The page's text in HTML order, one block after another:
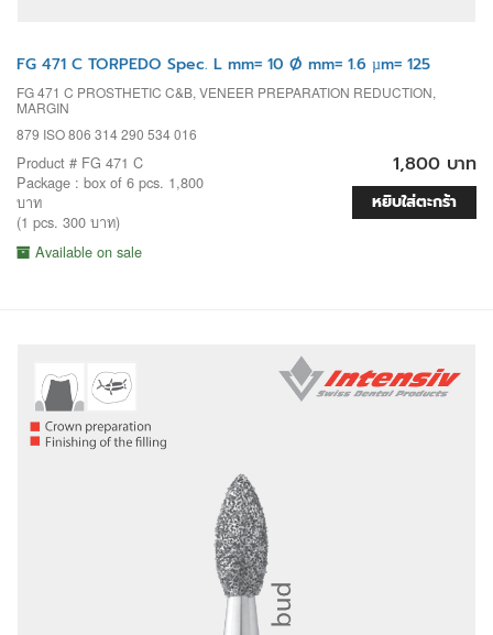
FG 471 C TORPEDO Spec. L mm= 10 Ø mm= 1.6 µm= 125
FG 471 C PROSTHETIC C&B, VENEER PREPARATION REDUCTION,
MARGIN
879 ISO 806 314 290 534 016
Product # FG 471 C
Package : box of 6 pcs. 1,800
บาท
(1 pcs. 300 บาท)
Available on sale
1,800 บาท
หยิบใส่ตะกร้า